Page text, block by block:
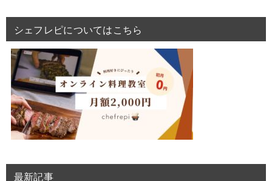
シェフレピについてはこちら
最新記事